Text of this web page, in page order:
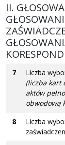
II.
7
Liczba
(liczba kart
aktów
obwodową
8
Liczba